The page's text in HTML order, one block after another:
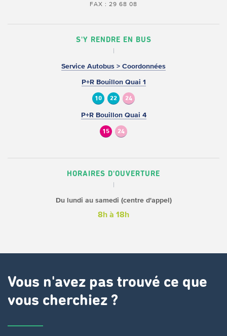
FAX : 29 68 08
S'Y RENDRE EN BUS
Service Autobus > Coordonnées
P+R Bouillon Quai 1
10 22 24
P+R Bouillon Quai 4
15 24
HORAIRES D'OUVERTURE
Du lundi au samedi (centre d'appel)
8h à 18h
Vous n'avez pas trouvé ce que
vous cherchiez ?